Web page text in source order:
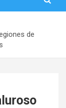
de